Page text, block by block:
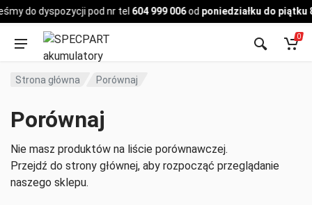
do dyspozycji pod nr tel 604 999 006od poniedziałku do piątku
Pojazd
0
Strona główna Porównaj
Porównaj
Nie masz produktów na liście porównawczej.
Przejdź do strony głównej, aby rozpocząć przeglądanie
naszego sklepu.